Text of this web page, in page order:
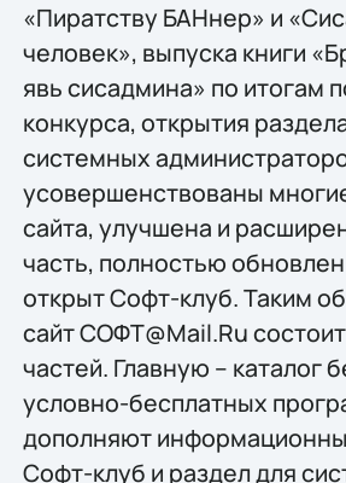
«Пиратству БАНнер» и
человек», выпуска книги
явь сисадмина» по итогам
конкурса, открытия
системных
усовершенствованы
сайта, улучшена и
часть, полностью
открыт Софт-клуб. Таким
сайт СОФТ@Mail.Ru
частей. Главную – каталог
условно-бесплатных
дополняют
Софт-клуб и раздел для